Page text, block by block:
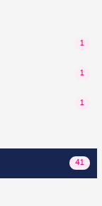
1
1
1
41